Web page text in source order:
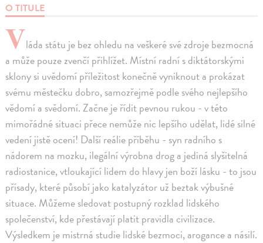
O TITULE
Vláda státu je bez ohledu na veškeré své zdroje bezmocná
a může pouze zvenčí přihlížet. Místní radní s diktátorskými
sklony si uvědomí příležitost konečně vyniknout a prokázat
svému městečku dobro, samozřejmě podle svého nejlepšího
vědomí a svědomí. Začne je řídit pevnou rukou - v této
mimořádné situaci přece nemůže nic lepšího udělat, lidé silné
vedení jistě ocení! Další reálie příběhu - syn radního s
nádorem na mozku, ilegální výrobna drog a jediná slyšitelná
radiostanice, vtloukající lidem do hlavy jen boží lásku - to jsou
přísady, které působí jako katalyzátor už beztak výbušné
situace. Můžeme sledovat postupný rozklad lidského
společenství, kde přestávají platit pravidla civilizace.
Výsledkem je mistrná studie lidské bezmoci, arogance a násilí.